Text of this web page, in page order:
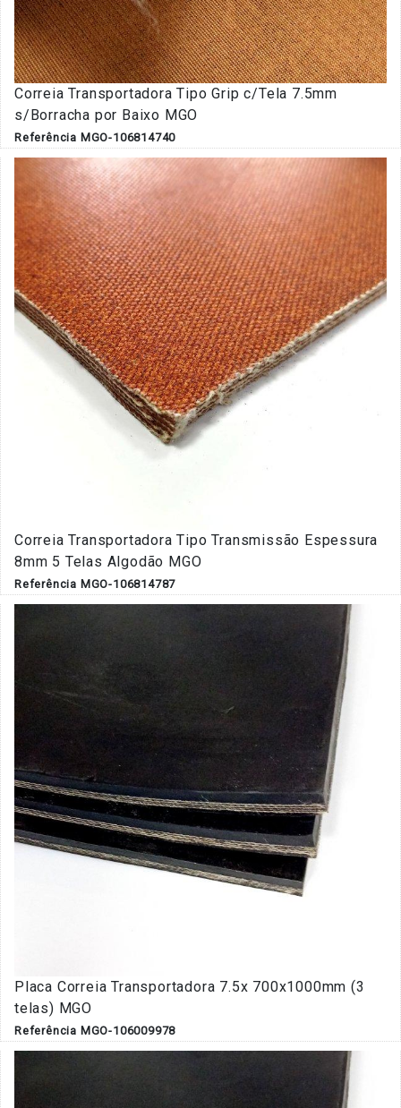
Correia Transportadora Tipo Grip c/Tela 7.5mm
s/Borracha por Baixo MGO
Referência MGO-106814740
Correia Transportadora Tipo Transmissão Espessura
8mm 5 Telas Algodão MGO
Referência MGO-106814787
Placa Correia Transportadora 7.5x 700x1000mm (3
telas) MGO
Referência MGO-106009978